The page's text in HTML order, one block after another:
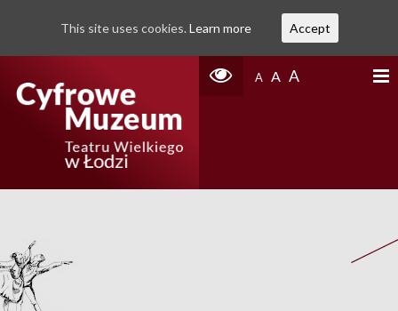
A A A
This site uses cookies. Learn more Accept